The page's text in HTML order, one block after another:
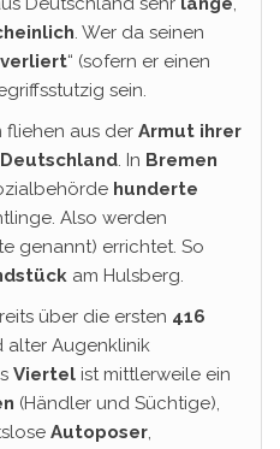
. Wer da seinen
verliert“ (sofern er einen
sein.
fliehen aus der Armut ihrer
Deutschland. In Bremen
hunderte
Also werden
genannt) errichtet. So
am Hulsberg.
über die ersten 416
alter Augenklinik
Viertel ist mittlerweile ein
(Händler und Süchtige),
Autoposer,